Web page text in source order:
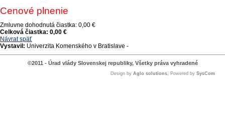
Cenové plnenie
Zmluvne dohodnutá čiastka: 0,00 €
Celková čiastka: 0,00 €
Návrat späť
Vystavil: Univerzita Komenského v Bratislave -
©2011 - Úrad vlády Slovenskej republiky, Všetky práva vyhradené
Design by Aglo solutions, Powered by SysCom